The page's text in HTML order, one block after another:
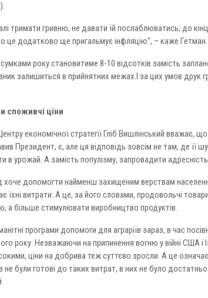
тримати гривню, не давати їй послаблюватись, до
це додатково ще пригальмує інфляцію", – каже Гетман.
року становитиме 8-10 відсотків замість
залишиться в прийнятних межах.І за цих умов друк
споживчі ціни
економічної стратегії Гліб Вишлінський вважає,
Президент, є, але ця відповідь зовсім не там, де її
в урожай. А замість популізму, запровадити адресність
допомогти найменш захищеним верствам
їхні витрати. А це, за його словами, продовольчі
а більше стимулювати виробництво продуктів.
програми допомоги для аграріїв зараз, в час
року. Незважаючи на припинення вогню у війні США і
ціни на добрива теж суттєво зросли. А це
не були готові до таких витрат, в них не було